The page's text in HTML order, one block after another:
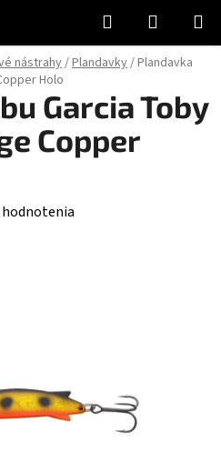
Hľadať
KOŠÍK
nástrahy/Plandavky/Plandavka
Holo
Garcia Toby
Copper